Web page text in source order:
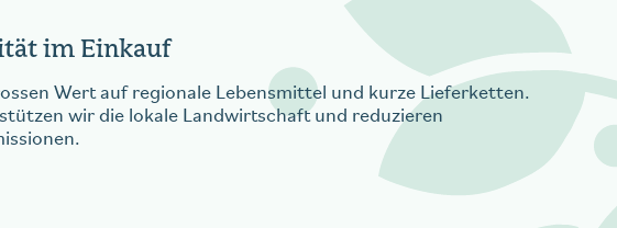
im Einkauf
Wert auf regionale Lebensmittel und kurze Lieferketten.
wir die lokale Landwirtschaft und reduzieren